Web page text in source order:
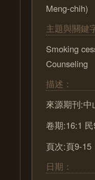
Meng-chih)
主題與關鍵
Smoking
Counseling
描述：
來源期刊:
卷期:16:1
頁次:頁9-15
日期：